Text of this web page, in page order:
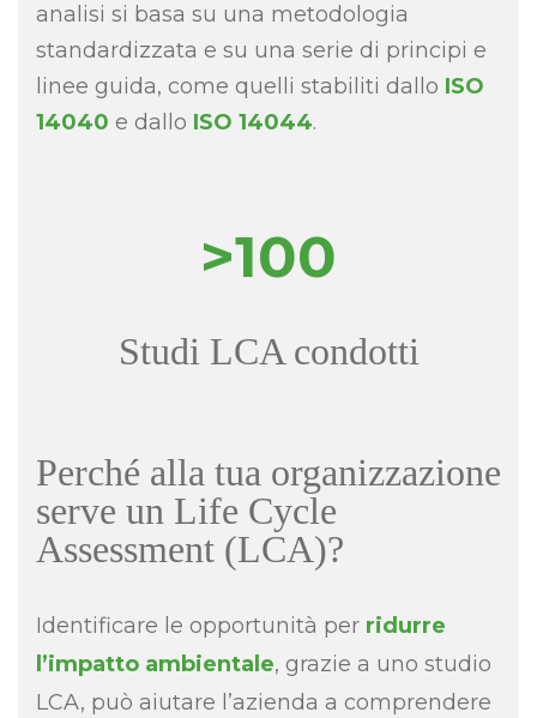
analisi si basa su una metodologia
standardizzata e su una serie di principi e
linee guida, come quelli stabiliti dallo ISO
14040 e dallo ISO 14044.
>100
Studi LCA condotti
Perché alla tua organizzazione
serve un Life Cycle
Assessment (LCA)?
Identificare le opportunità per ridurre
l’impatto ambientale, grazie a uno studio
LCA, può aiutare l’azienda a comprendere